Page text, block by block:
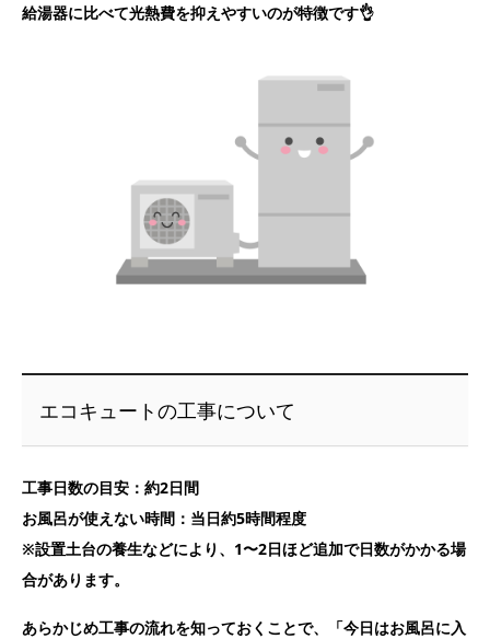
給湯器に比べて光熱費を抑えやすいのが特徴です👌
エコキュートの工事について
工事日数の目安：約2日間
お風呂が使えない時間：当日約5時間程度
※設置土台の養生などにより、1〜2日ほど追加で日数がかかる場
合があります。
あらかじめ工事の流れを知っておくことで、「今日はお風呂に入